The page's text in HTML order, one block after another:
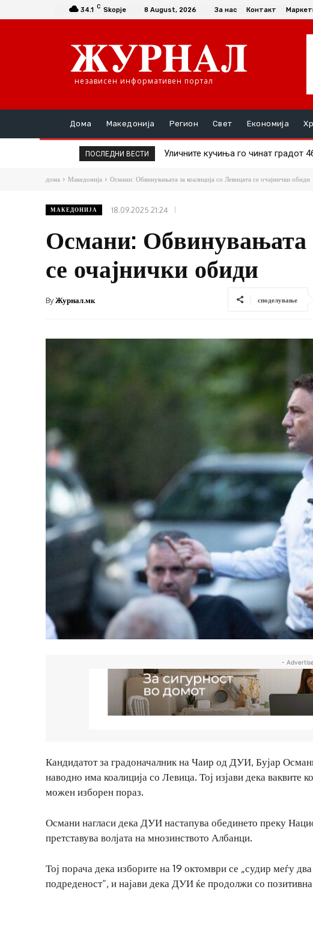
34.1 C Skopje 8 August, 2026 За нас Контакт
независен информативен портал
Дома Македонија Регион Свет Економија
ПОСЛЕДНИ ВЕСТИ
Уличните кучиња го чинат градот
Крвава тепачка пред локал во
дома Македонија Османи: Обвинувањата за коалиција со Левицата се очајнички обиди
МАКЕДОНИЈА 18.09.2025 21:24
Османи: Обвинувањата
се очајнички обиди
ByЖурнал.мк споделување
-
Кандидатот за градоначалник на Чаир од ДУИ, Бујар
наводно има коалиција со Левица. Тој изјави дека
можен изборен пораз.
Османи нагласи дека ДУИ настапува обединето преку
претставува волјата на мнозинството Албанци.
Тој порача дека изборите на 19 октомври се „судир меѓу
подреденост“, и најави дека ДУИ ќе продолжи со